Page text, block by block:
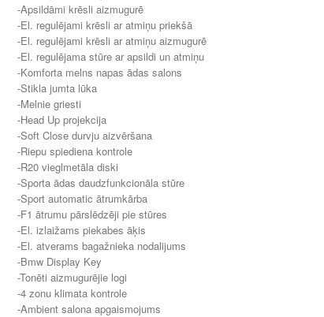
-Apsildāmi krēsli aizmugurē
-El. regulējami krēsli ar atmiņu priekšā
-El. regulējami krēsli ar atmiņu aizmugurē
-El. regulējama stūre ar apsildi un atmiņu
-Komforta melns napas ādas salons
-Stikla jumta lūka
-Melnie griesti
-Head Up projekcija
-Soft Close durvju aizvēršana
-Riepu spiediena kontrole
-R20 vieglmetāla diski
-Sporta ādas daudzfunkcionāla stūre
-Sport automatic ātrumkārba
-F1 ātrumu pārslēdzēji pie stūres
-El. izlaižams piekabes āķis
-El. atverams bagažnieka nodalijums
-Bmw Display Key
-Tonēti aizmugurējie logi
-4 zonu klimata kontrole
-Ambient salona apgaismojums